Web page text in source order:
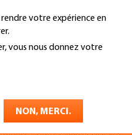
rendre votre expérience en
vous nous donnez votre
NON, MERCI.
Recherche